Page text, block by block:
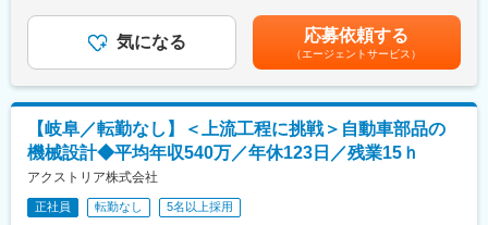
はありません。じっくり腰を据えて技術を磨けます。
●残業は月平均15時間以下
直近5年で残業削減を徹底し、22時以降の業務は原則ありま
せん。ワークライフバランスを保ちながら、最先端の技術習得に
集中できる環境です。
変更の範囲：会社の定める業務
●各種産業機械の電気回路設計・ハード設計（盤レイアウト、配線
図など）
●PLC（シーケンサ）を用いた制御プログラミング・ソフト設計
●顧客との仕様打ち合わせや、試運転でのデバッグなど
※主要なPLC（三菱電機、キーエンス等）やCADなど、あなたが
使い慣れた環境からスタート可能です。
【このポジションの魅力・技術の幅が広がる理由】
●特定製品に縛られない「マルチなスキル」が身につく
回（4月）過去実績4,000～10,000円■賞与：年2回（6月、12
月） ※別途、決算賞与が支給される場合があります。賃金はあく
までも目安の金額であり、選考を通じて上下する可能性がありま
す。月給(月額)は固定手当を含めた表記です。
気になる 応募依頼する
（エージェントサービス）
【岐阜／転勤なし】＜上流工程に挑戦＞自動車部品の
機械設計◆平均年収540万／年休123日／残業15ｈ
アクストリア株式会社
正社員 転勤なし 5名以上採用